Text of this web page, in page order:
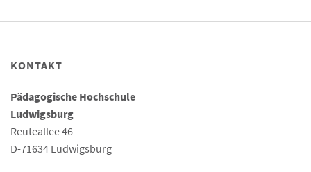
KONTAKT
Pädagogische Hochschule
Ludwigsburg
Reuteallee 46
D-71634 Ludwigsburg